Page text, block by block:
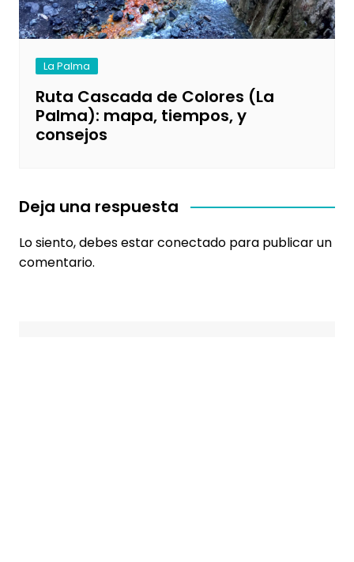
La Palma
Ruta Cascada de Colores (La
Palma): mapa, tiempos, y
consejos
Deja una respuesta
Lo siento, debes estarconectadopara publicar un
comentario.